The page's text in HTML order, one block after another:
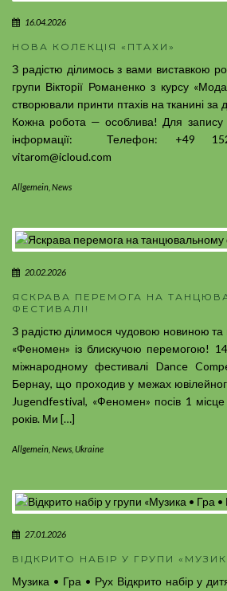
16.04.2026
НОВА КОЛЕКЦІЯ «ПТАХИ»
З радістю ділимось з вами виставкою
групи Вікторії Романенко з курсу
створювали принти птахів на тканині
Кожна робота — особлива! Для запису
інформації: Телефон: +49
vitarom@icloud.com
Allgemein News
20.02.2026
ЯСКРАВА ПЕРЕМОГА НА
ФЕСТИВАЛІ!
З радістю ділимося чудовою новиною та
«Феномен» із блискучою перемогою!
міжнародному фестивалі Dance
Бернау, що проходив у межах
Jugendfestival, «Феномен» посів 1 місце
років. Ми […]
Allgemein News Ukraine
27.01.2026
ВІДКРИТО НАБІР У ГРУПИ
Музика • Гра • Рух Відкрито набір у